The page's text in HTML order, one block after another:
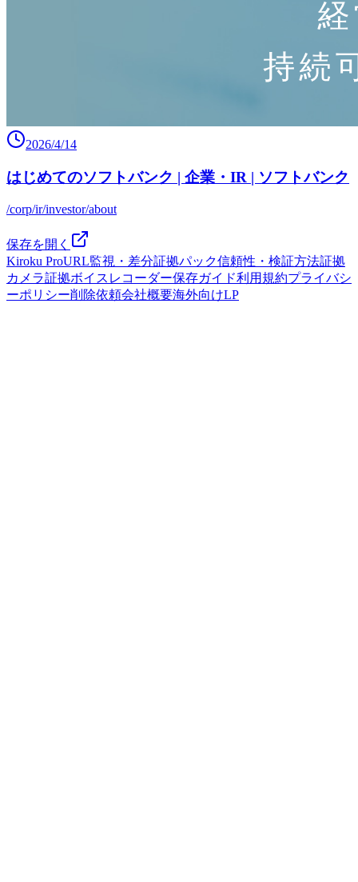
2026/4/14
はじめてのソフトバンク | 企業・IR | ソフトバンク
/corp/ir/investor/about
保存を開く
Kiroku ProURL監視・差分証拠パック信頼性・検証方法証拠
カメラ証拠ボイスレコーダー保存ガイド利用規約プライバシ
ーポリシー削除依頼会社概要海外向けLP